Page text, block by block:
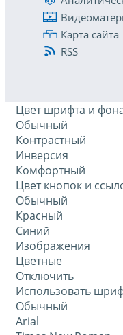
Карта сайта
RSS
Цвет шрифта и
Обычный
Контрастный
Инверсия
Комфортный
Цвет кнопок и
Обычный
Красный
Синий
Изображения
Цветные
Отключить
Использовать
Обычный
Arial